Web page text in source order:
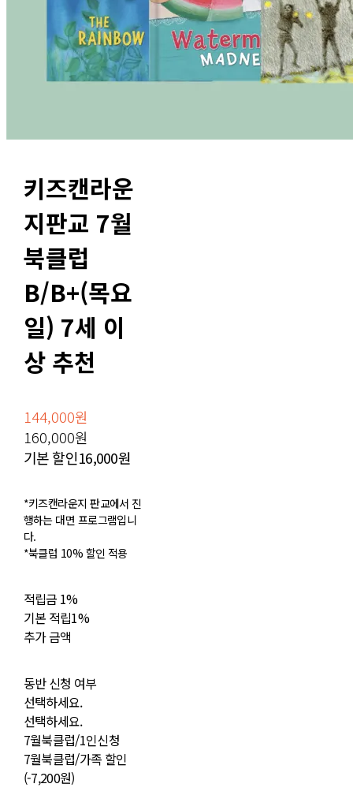
키즈캔라운
지판교 7월
북클럽
B/B+(목요
일) 7세 이
상 추천
144,000원
160,000원
기본 할인16,000원
*키즈캔라운지 판교에서 진
행하는 대면 프로그램입니
다.
*북클럽 10% 할인 적용
적립금 1%
기본 적립1%
추가 금액
동반 신청 여부
선택하세요.
선택하세요.
7월북클럽/1인신청
7월북클럽/가족 할인
(-7,200원)